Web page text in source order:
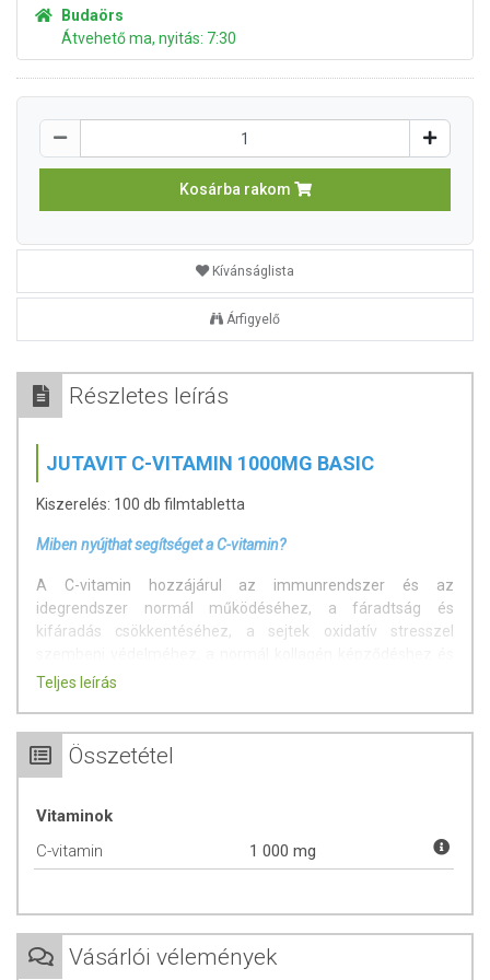
Budaörs
Átvehető ma, nyitás: 7:30
Kosárba rakom
Kívánságlista
Árfigyelő
Részletes leírás
JUTAVIT C-VITAMIN 1000MG BASIC
Kiszerelés: 100 db filmtabletta
Miben nyújthat segítséget a C-vitamin?
A C-vitamin hozzájárul az immunrendszer és az
idegrendszer normál működéséhez, a fáradtság és
kifáradás csökkentéséhez, a sejtek oxidatív stresszel
ezen keresztül a csontozat, a porcok, a fogíny, a fogak és a
A termék...
... gluténmentes
... GMO-mentes
... vegán
Adagolás:
Napi 1 filmtablettát folyadékkal egészben lenyelni.
Teljes leírás
Összetétel
Vitaminok
C-vitamin
1 000 mg
Vásárlói vélemények